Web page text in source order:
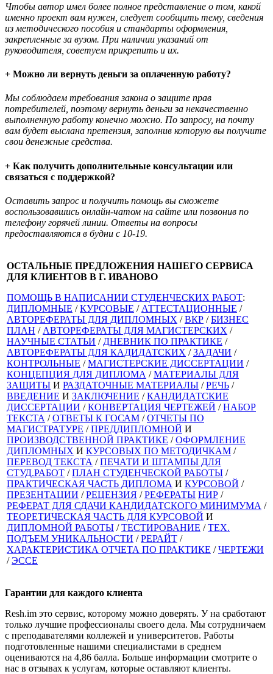
Чтобы автор имел более полное представление о том, какой
именно проект вам нужен, следует сообщить тему, сведения
из методического пособия и стандарты оформления,
закрепленные за вузом. При наличии указаний от
руководителя, советуем прикрепить и их.
+ Можно ли вернуть деньги за оплаченную работу?
Мы соблюдаем требования закона о защите прав
потребителей, поэтому вернуть деньги за некачественно
выполненную работу конечно можно. По запросу, на почту
вам будет выслана претензия, заполнив которую вы получите
свои денежные средства.
+ Как получить дополнительные консультации или
связаться с поддержкой?
Оставить запрос и получить помощь вы сможете
воспользовавшись онлайн-чатом на сайте или позвонив по
телефону горячей линии. Ответы на вопросы
предоставляются в будни с 10-19.
ОСТАЛЬНЫЕ ПРЕДЛОЖЕНИЯ НАШЕГО СЕРВИСА
ДЛЯ КЛИЕНТОВ В Г. ИВАНОВО
ПОМОЩЬ В НАПИСАНИИ СТУДЕНЧЕСКИХ РАБОТ:
ДИПЛОМНЫЕ /КУРСОВЫЕ / АТТЕСТАЦИОННЫЕ /
АВТОРЕФЕРАТЫ ДЛЯ ДИПЛОМНЫХ /ВКР /БИЗНЕС
ПЛАН / АВТОРЕФЕРАТЫ ДЛЯ МАГИСТЕРСКИХ /
НАУЧНЫЕ СТАТЬИ / ДНЕВНИК ПО ПРАКТИКЕ /
АВТОРЕФЕРАТЫ ДЛЯ КАДИДАТСКИХ /ЗАДАЧИ /
КОНТРОЛЬНЫЕ /МАГИСТЕРСКИЕ ДИССЕРТАЦИИ /
КОНЦЕПЦИЯ ДЛЯ ДИПЛОМА /МАТЕРИАЛЫ ДЛЯ
ЗАЩИТЫ И РАЗДАТОЧНЫЕ МАТЕРИАЛЫ /РЕЧЬ /
ВВЕДЕНИЕ И ЗАКЛЮЧЕНИЕ /КАНДИДАТСКИЕ
ДИССЕРТАЦИИ /КОНВЕРТАЦИЯ ЧЕРТЕЖЕЙ /НАБОР
ТЕКСТА /ОТВЕТЫ К ГОСАМ /ОТЧЕТЫ ПО
МАГИСТРАТУРЕ /ПРЕДДИПЛОМНОЙ И
ПРОИЗВОДСТВЕННОЙ ПРАКТИКЕ /ОФОРМЛЕНИЕ
ДИПЛОМНЫХ И КУРСОВЫХ ПО МЕТОДИЧКАМ /
ПЕРЕВОД ТЕКСТА /ПЕЧАТИ И ШТАМПЫ ДЛЯ
СТУД.РАБОТ /ПЛАН СТУДЕНЧЕСКОЙ РАБОТЫ /
ПРАКТИЧЕСКАЯ ЧАСТЬ ДИПЛОМА И КУРСОВОЙ /
ПРЕЗЕНТАЦИИ /РЕЦЕНЗИЯ /РЕФЕРАТЫ НИР /
РЕФЕРАТ ДЛЯ СДАЧИ КАНДИДАТСКОГО МИНИМУМА /
ТЕОРЕТИЧЕСКАЯ ЧАСТЬ ДЛЯ КУРСОВОЙ И
ДИПЛОМНОЙ РАБОТЫ /ТЕСТИРОВАНИЕ /ТЕХ.
ПОДЪЕМ УНИКАЛЬНОСТИ /РЕРАЙТ /
ХАРАКТЕРИСТИКА ОТЧЕТА ПО ПРАКТИКЕ /ЧЕРТЕЖИ
/ЭССЕ
Гарантии для каждого клиента
Resh.im это сервис, которому можно доверять. У на сработают
только лучшие профессионалы своего дела. Мы сотрудничаем
с преподавателями коллежей и университетов. Работы
подготовленные нашими специалистами в среднем
оцениваются на 4,86 балла. Больше информации смотрите о
нас в отзывах к услугам, которые оставляют клиенты.